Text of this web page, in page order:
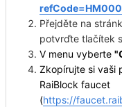
Přejděte na
potvrďte tlačítek
V menu vyberte
Zkopírujte si vaši
RaiBlock faucet
(https://